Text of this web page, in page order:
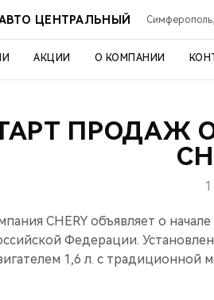
ЦЕНТРАЛЬНЫЙ
АКЦИИ О КОМПАНИИ
ПРОДАЖ
CHERY объявляет о
Федерации.
1,6 л. с традиционной